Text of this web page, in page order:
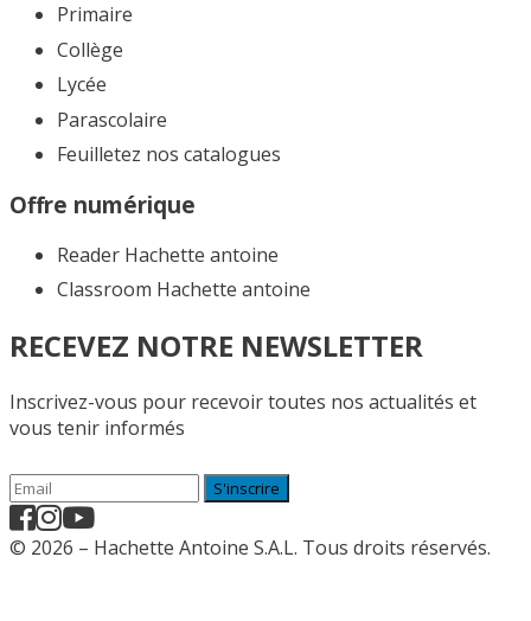
Primaire
Collège
Lycée
Parascolaire
Feuilletez nos catalogues​
Offre numérique
Reader Hachette antoine
Classroom Hachette antoine
RECEVEZ NOTRE NEWSLETTER
Inscrivez-vous pour recevoir toutes nos actualités et
vous tenir informés
S'inscrire
© 2026 – Hachette Antoine S.A.L. Tous droits réservés.